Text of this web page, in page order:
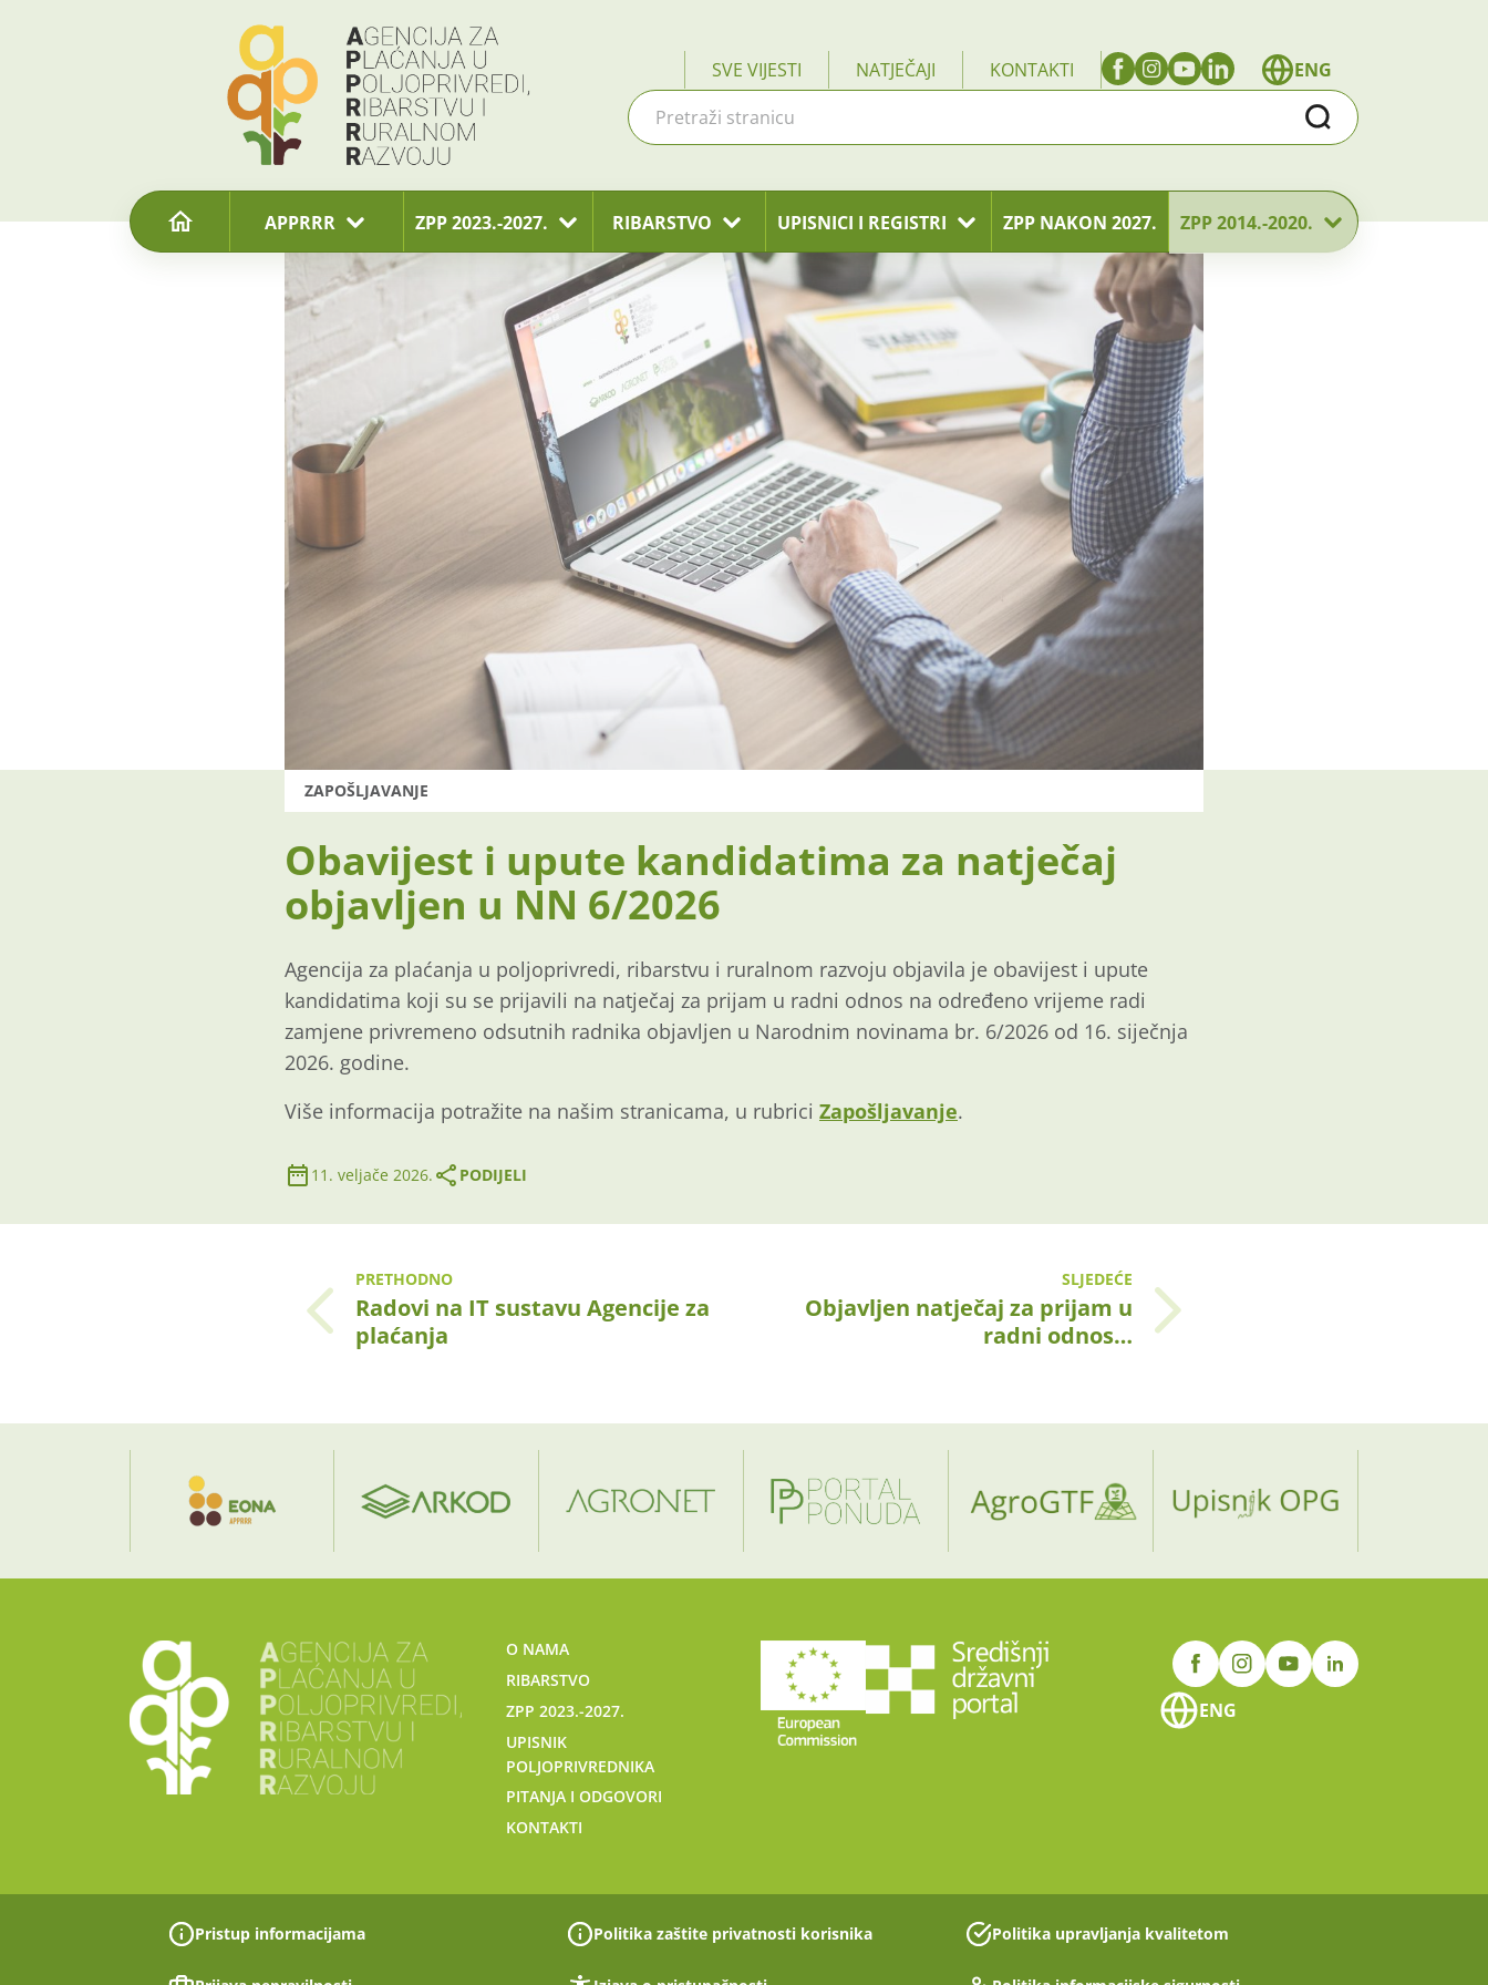
SVE VIJESTI NATJEČAJI KONTAKTI
ENG
Traži
APPRRR ZPP 2023.-2027. RIBARSTVO UPISNICI I REGISTRI ZPP NAKON 2027. ZPP 2014.-2020.
ZAPOŠLJAVANJE
Obavijest i upute kandidatima za natječaj
objavljen u NN 6/2026
Agencija za plaćanja u poljoprivredi, ribarstvu i ruralnom razvoju objavila je obavijest i upute
kandidatima koji su se prijavili na natječaj za prijam u radni odnos na određeno vrijeme radi
zamjene privremeno odsutnih radnika objavljen u Narodnim novinama br. 6/2026 od 16. siječnja
2026. godine.
Više informacija potražite na našim stranicama, u rubrici Zapošljavanje.
11. veljače 2026. PODIJELI
PRETHODNO
Radovi na IT sustavu Agencije za
plaćanja
SLJEDEĆE
Objavljen natječaj za prijam u
radni odnos…
O NAMA
RIBARSTVO
ZPP 2023.-2027.
UPISNIK
POLJOPRIVREDNIKA
PITANJA I ODGOVORI
KONTAKTI
ENG
Pristup informacijama Politika zaštite privatnosti korisnika Politika upravljanja kvalitetom